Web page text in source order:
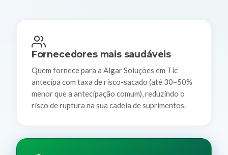
Fornecedores mais saudáveis
Quem fornece para a Algar Soluções em Tic
antecipa com taxa de risco-sacado (até 30–50%
menor que a antecipação comum), reduzindo o
risco de ruptura na sua cadeia de suprimentos.